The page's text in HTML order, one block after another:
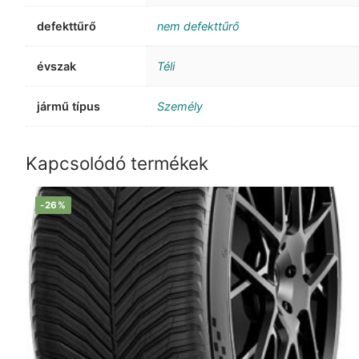
defekttűrő nem defekttűrő
évszak Téli
jármű típus Személy
Kapcsolódó termékek
-26%